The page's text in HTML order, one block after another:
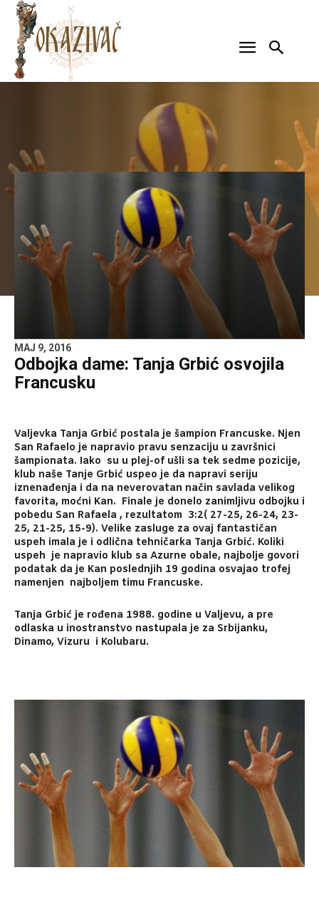
MAJ 9, 2016
Odbojka dame: Tanja Grbić osvojila
Francusku
Valjevka Tanja Grbić postala je šampion Francuske. Njen
San Rafaelo je napravio pravu senzaciju u završnici
šampionata. Iako su u plej-of ušli sa tek sedme pozicije,
klub naše Tanje Grbić uspeo je da napravi seriju
iznenađenja i da na neverovatan način savlada velikog
favorita, moćni Kan. Finale je donelo zanimljivu odbojku i
pobedu San Rafaela , rezultatom 3:2( 27-25, 26-24, 23-
25, 21-25, 15-9). Velike zasluge za ovaj fantastičan
uspeh imala je i odlična tehničarka Tanja Grbić. Koliki
uspeh je napravio klub sa Azurne obale, najbolje govori
podatak da je Kan poslednjih 19 godina osvajao trofej
namenjen najboljem timu Francuske.
Tanja Grbić je rođena 1988. godine u Valjevu, a pre
odlaska u inostranstvo nastupala je za Srbijanku,
Dinamo, Vizuru i Kolubaru.